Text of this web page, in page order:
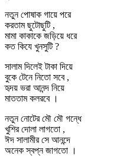
নতুন পোষাক গায়ে পরে
করতাম ছুটোছুটি ,
মামা কাকাকে জড়িয়ে ধরে
কত কিযে খুনসুটি ?
সালাম দিলেই টাকা দিয়ে
বুকে টেনে নিতো সবে ,
হৃদয় ভরা আনন্দ নিয়ে
মাততাম কলরবে ।
নতুন নোটের মৌ মৌ গন্ধে
খুশির দোলা লাগতো ,
ঈদ সালামীর সে আনন্দে
অনেক স্বপ্ন জাগতো ।